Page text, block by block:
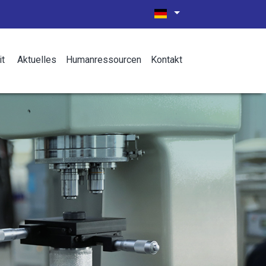
Aktuelles Humanressourcen Kontakt